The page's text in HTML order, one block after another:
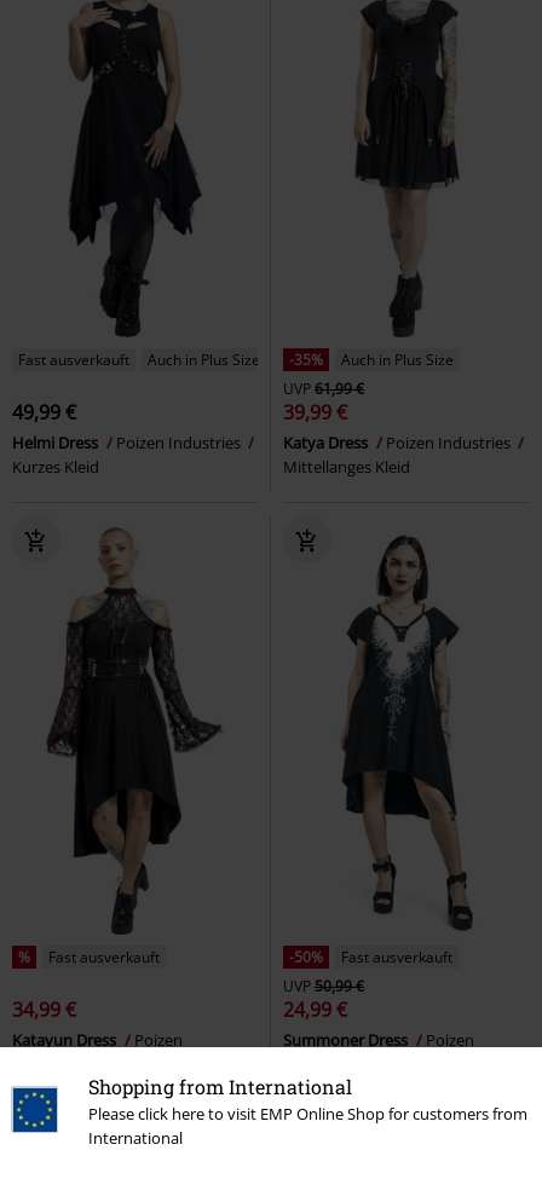
Shopping from International
Please click here to visit EMP Online Shop for customers from
International
Fast ausverkauft Auch in Plus Size
49,99 €
Helmi Dress
Poizen Industries
Kurzes Kleid
-35%
Auch in Plus Size
UVP61,99 €
39,99 €
Katya Dress
Poizen Industries
Mittellanges Kleid
% Fast ausverkauft
34,99 €
Katayun Dress
Poizen
-50%
Fast ausverkauft
UVP50,99 €
24,99 €
Summoner Dress
Poizen